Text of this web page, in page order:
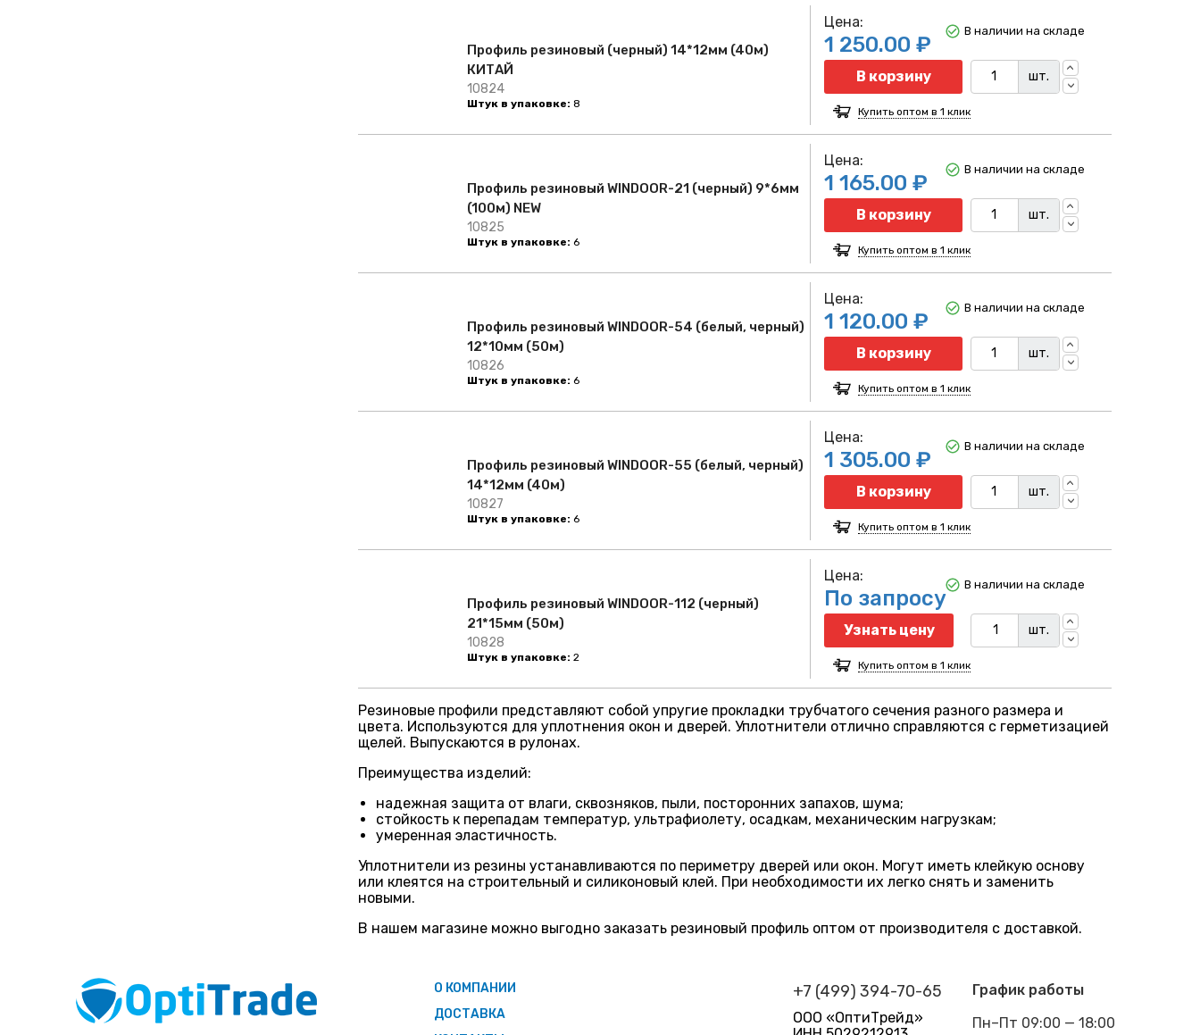
Профиль резиновый (черный) 14*12мм (40м)
КИТАЙ
10824
Штук в упаковке: 8
Цена:
1 250.00 ₽
Количество
В корзину шт.
В наличии на складе
Купить оптом в 1 клик
Профиль резиновый WINDOOR-21 (черный) 9*6мм
(100м) NEW
10825
Штук в упаковке: 6
Цена:
1 165.00 ₽
Количество
В корзину шт.
В наличии на складе
Купить оптом в 1 клик
Профиль резиновый WINDOOR-54 (белый, черный)
12*10мм (50м)
10826
Штук в упаковке: 6
Цена:
1 120.00 ₽
Количество
В корзину шт.
В наличии на складе
Купить оптом в 1 клик
Профиль резиновый WINDOOR-55 (белый, черный)
14*12мм (40м)
10827
Штук в упаковке: 6
Цена:
1 305.00 ₽
Количество
В корзину шт.
В наличии на складе
Купить оптом в 1 клик
Профиль резиновый WINDOOR-112 (черный)
21*15мм (50м)
10828
Штук в упаковке: 2
Цена:
По запросу
Узнать цену шт.
В наличии на складе
Купить оптом в 1 клик
Резиновые профили представляют собой упругие прокладки трубчатого сечения разного размера и
цвета. Используются для уплотнения окон и дверей. Уплотнители отлично справляются с герметизацией
щелей. Выпускаются в рулонах.
Преимущества изделий:
надежная защита от влаги, сквозняков, пыли, посторонних запахов, шума;
стойкость к перепадам температур, ультрафиолету, осадкам, механическим нагрузкам;
умеренная эластичность.
Уплотнители из резины устанавливаются по периметру дверей или окон. Могут иметь клейкую основу
или клеятся на строительный и силиконовый клей. При необходимости их легко снять и заменить
новыми.
В нашем магазине можно выгодно заказать резиновый профиль оптом от производителя с доставкой.
О КОМПАНИИ
ДОСТАВКА
+7 (499) 394-70-65
ООО «ОптиТрейд»
График работы
Пн–Пт 09:00 — 18:00